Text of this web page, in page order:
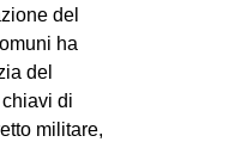
del
ha
del
di
militare,